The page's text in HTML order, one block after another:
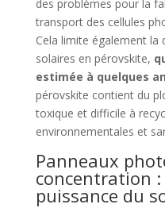
des problèmes pour la
transport des cellules
Cela limite également la
solaires en pérovskite,
estimée à quelques
pérovskite contient du
toxique et difficile à
environnementales et
Panneaux
concentration
puissance du